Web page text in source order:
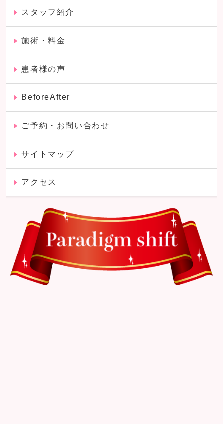
スタッフ紹介
施術・料金
患者様の声
BeforeAfter
ご予約・お問い合わせ
サイトマップ
アクセス